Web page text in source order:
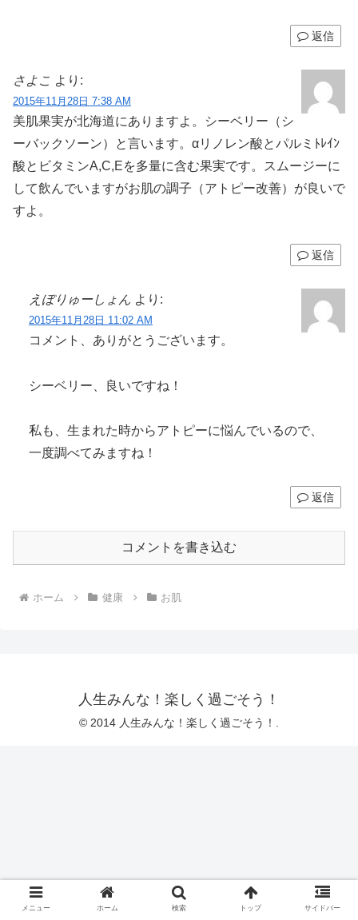
返信
さよこ より:
2015年11月28日 7:38 AM
美肌果実が北海道にありますよ。シーベリー（シ
ーバックソーン）と言います。αリノレン酸とパルミﾄﾚｲﾝ
酸とビタミンA,C,Eを多量に含む果実です。スムージーに
して飲んでいますがお肌の調子（アトピー改善）が良いで
すよ。
返信
えぼりゅーしょん より:
2015年11月28日 11:02 AM
コメント、ありがとうございます。
シーベリー、良いですね！
私も、生まれた時からアトピーに悩んでいるので、
一度調べてみますね！
返信
コメントを書き込む
ホーム 健康 お肌
人生みんな！楽しく過ごそう！
© 2014 人生みんな！楽しく過ごそう！.
メニュー ホーム 検索 トップ サイドバー